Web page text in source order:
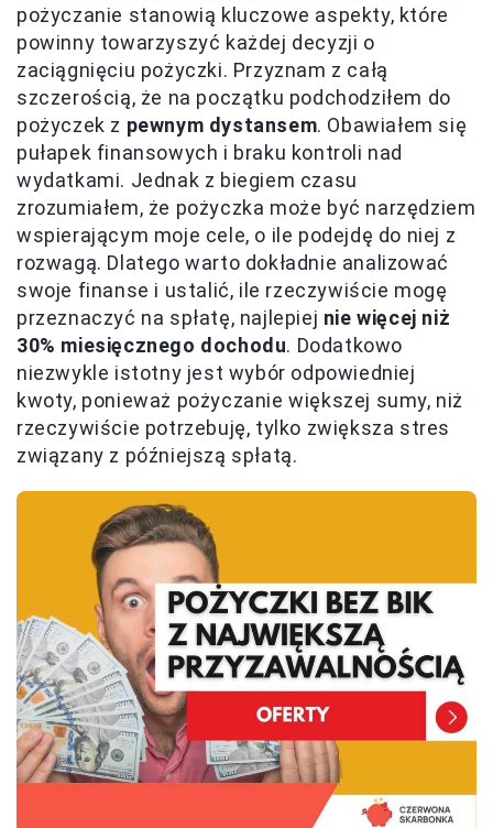
pożyczanie stanowią kluczowe aspekty, które
powinny towarzyszyć każdej decyzji o
zaciągnięciu pożyczki. Przyznam z całą
szczerością, że na początku podchodziłem do
pożyczek z pewnym dystansem. Obawiałem się
pułapek finansowych i braku kontroli nad
wydatkami. Jednak z biegiem czasu
zrozumiałem, że pożyczka może być narzędziem
wspierającym moje cele, o ile podejdę do niej z
rozwagą. Dlatego warto dokładnie analizować
swoje finanse i ustalić, ile rzeczywiście mogę
przeznaczyć na spłatę, najlepiej nie więcej niż
30% miesięcznego dochodu. Dodatkowo
niezwykle istotny jest wybór odpowiedniej
kwoty, ponieważ pożyczanie większej sumy, niż
rzeczywiście potrzebuję, tylko zwiększa stres
związany z późniejszą spłatą.